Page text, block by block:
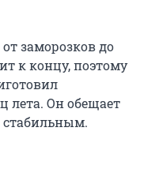
заморозков до
к концу, поэтому
лета. Он обещает
стабильным.